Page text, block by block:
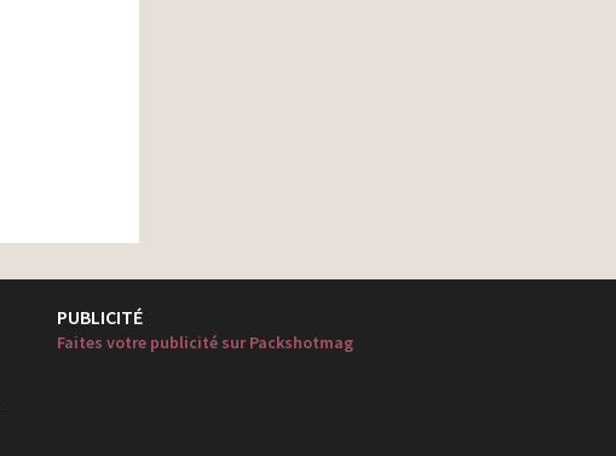
PUBLICITÉ
Faites votre publicité sur Packshotmag